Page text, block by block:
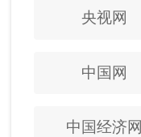
央视网
中国网
中国经济网